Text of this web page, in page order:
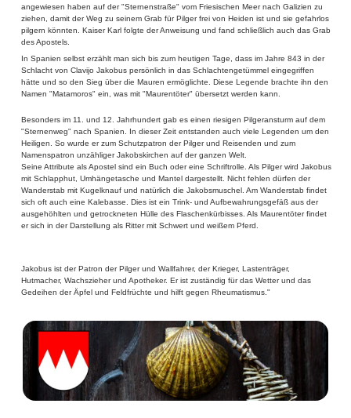
angewiesen haben auf der "Sternenstraße" vom Friesischen Meer nach Galizien zu
ziehen, damit der Weg zu seinem Grab für Pilger frei von Heiden ist und sie gefahrlos
pilgern könnten. Kaiser Karl folgte der Anweisung und fand schließlich auch das Grab
des Apostels.
In Spanien selbst erzählt man sich bis zum heutigen Tage, dass im Jahre 843 in der
Schlacht von Clavijo Jakobus persönlich in das Schlachtengetümmel eingegriffen
hätte und so den Sieg über die Mauren ermöglichte. Diese Legende brachte ihn den
Namen "Matamoros" ein, was mit "Maurentöter" übersetzt werden kann.
Besonders im 11. und 12. Jahrhundert gab es einen riesigen Pilgeransturm auf dem
"Sternenweg" nach Spanien. In dieser Zeit entstanden auch viele Legenden um den
Heiligen. So wurde er zum Schutzpatron der Pilger und Reisenden und zum
Namenspatron unzähliger Jakobskirchen auf der ganzen Welt.
Seine Attribute als Apostel sind ein Buch oder eine Schriftrolle. Als Pilger wird Jakobus
mit Schlapphut, Umhängetasche und Mantel dargestellt. Nicht fehlen dürfen der
Wanderstab mit Kugelknauf und natürlich die Jakobsmuschel. Am Wanderstab findet
sich oft auch eine Kalebasse. Dies ist ein Trink- und Aufbewahrungsgefäß aus der
ausgehöhlten und getrockneten Hülle des Flaschenkürbisses. Als Maurentöter findet
er sich in der Darstellung als Ritter mit Schwert und weißem Pferd.
Jakobus ist der Patron der Pilger und Wallfahrer, der Krieger, Lastenträger,
Hutmacher, Wachszieher und Apotheker. Er ist zuständig für das Wetter und das
Gedeihen der Äpfel und Feldfrüchte und hilft gegen Rheumatismus."